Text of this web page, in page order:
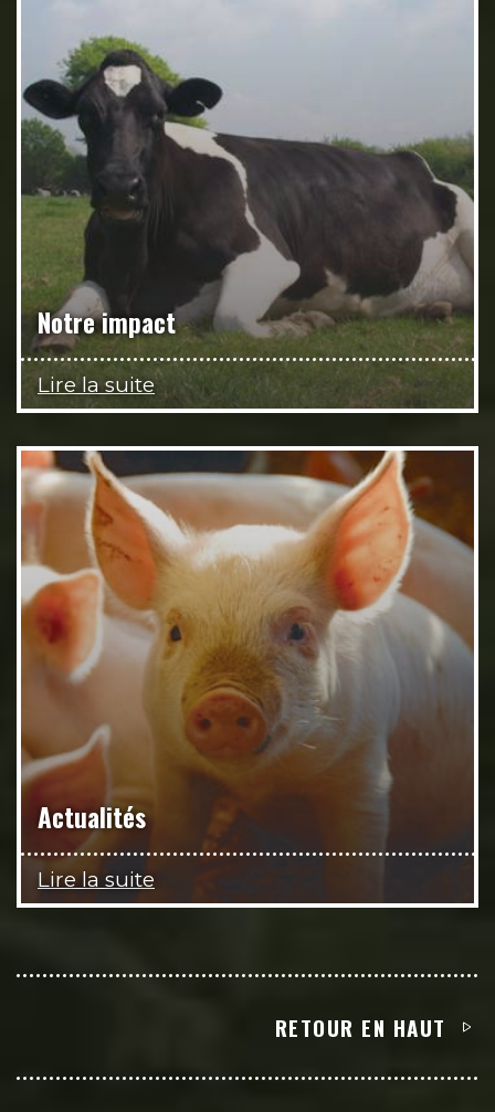
Notre impact
Lire la suite
Actualités
Lire la suite
RETOUR EN HAUT